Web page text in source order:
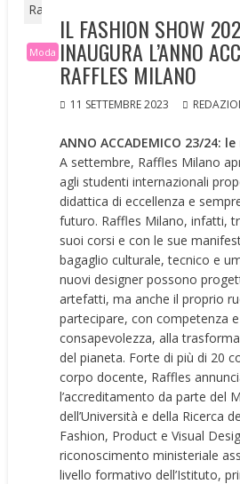
Raffles Milano
Moda
IL FASHION SHOW
INAUGURA L’ANNO
RAFFLES MILANO
11 SETTEMBRE 2023
ANNO ACCADEMICO 23/24:
A settembre, Raffles Milano
agli studenti internazionali
didattica di eccellenza e
futuro. Raffles Milano, infatti,
suoi corsi e con le sue
bagaglio culturale, tecnico e
nuovi designer possono
artefatti, ma anche il proprio
partecipare, con competenza e
consapevolezza, alla
del pianeta. Forte di più di 20
corpo docente, Raffles
l’accreditamento da parte del
dell’Università e della Ricerca
Fashion, Product e Visual
riconoscimento ministeriale
livello formativo dell’Istituto,